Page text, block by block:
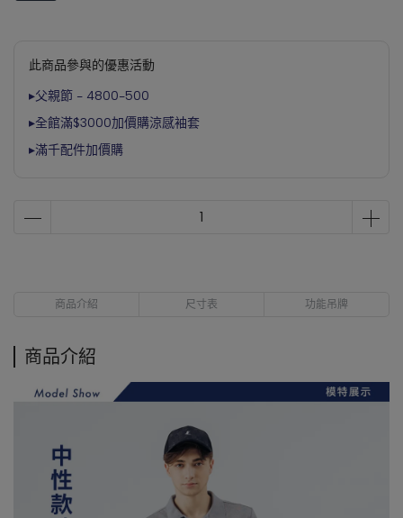
此商品參與的優惠活動
▸父親節 - 4800-500
▸全館滿$3000加價購涼感袖套
▸滿千配件加價購
商品介紹 尺寸表 功能吊牌
商品介紹